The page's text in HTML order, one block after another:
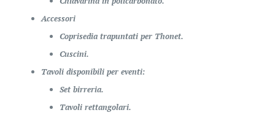
Accessori
Coprisedia trapuntati per Thonet.
Cuscini.
Tavoli disponibili per eventi:
Set birreria.
Tavoli rettangolari.